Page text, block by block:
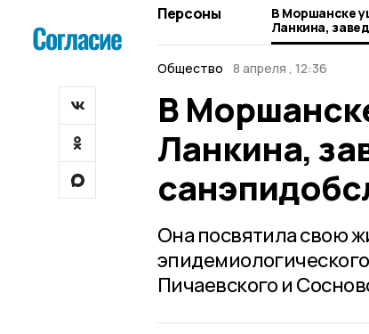
Персоны
В Моршанске
Ланкина,
Общество 8 апреля , 12:36
В
Ланкина,
Она посвятила свою
Пичаевского и